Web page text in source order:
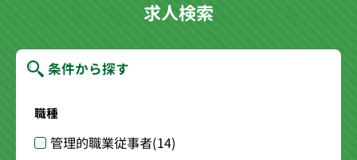
求人検索
条件から探す
職種
管理的職業従事者(14)